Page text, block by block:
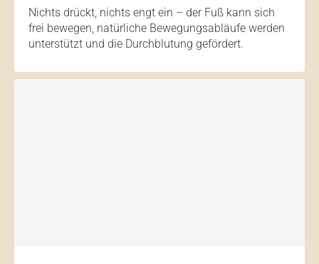
Nichts drückt, nichts engt ein – der Fuß kann sich
frei bewegen, natürliche Bewegungsabläufe werden
unterstützt und die Durchblutung gefördert.